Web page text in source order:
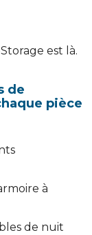
est là.
de
pièce
à
de nuit